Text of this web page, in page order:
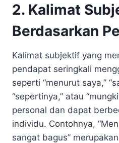
2. Kalimat
Berdasarkan
Kalimat subjektif yang
pendapat seringkali
seperti “menurut saya,”
“sepertinya,” atau
personal dan dapat
individu. Contohnya,
sangat bagus”